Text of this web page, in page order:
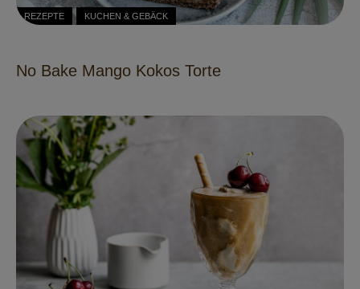
REZEPTE KUCHEN & GEBÄCK
No Bake Mango Kokos Torte